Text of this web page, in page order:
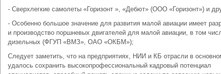
- Сверхлегкие самолеты «Горизонт », «Дебют» (ООО «Горизонт») и
- Особенно большое значение для развития малой авиации имеет
и производство поршневых двигателей для малой авиации, в том
дизельных (ФГУП «ВМЗ», ОАО «ОКБМ»);
Следует заметить, что на предприятиях, НИИ и КБ отрасли в
удалось сохранить высокопрофессиональный кадровый потенциал